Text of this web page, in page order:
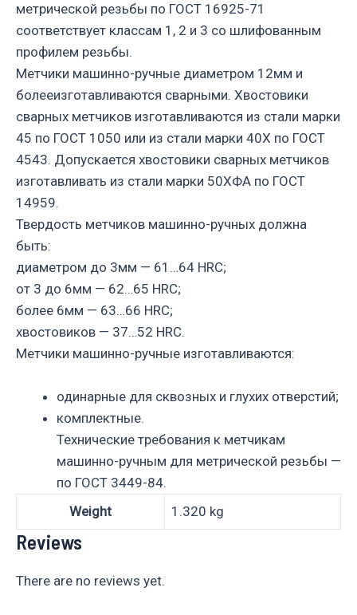
метрической резьбы по ГОСТ 16925-71
соответствует классам 1, 2 и 3 со шлифованным
профилем резьбы.
Метчики машинно-ручные диаметром 12мм и
болееизготавливаются сварными. Хвостовики
сварных метчиков изготавливаются из стали марки
45 по ГОСТ 1050 или из стали марки 40Х по ГОСТ
4543. Допускается хвостовики сварных метчиков
изготавливать из стали марки 50ХФА по ГОСТ
14959.
Твердость метчиков машинно-ручных должна
быть:
диаметром до 3мм — 61…64 HRC;
от 3 до 6мм — 62…65 HRC;
более 6мм — 63…66 HRC;
хвостовиков — 37…52 HRC.
Метчики машинно-ручные изготавливаются:
одинарные для сквозных и глухих отверстий;
комплектные.
Технические требования к метчикам
машинно-ручным для метрической резьбы —
по ГОСТ 3449-84.
Weight
1.320 kg
Reviews
There are no reviews yet.